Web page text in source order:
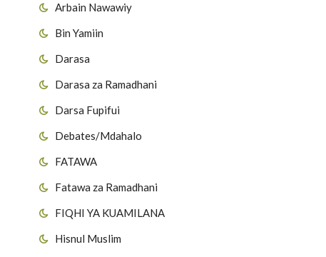
Arbain Nawawiy
Bin Yamiin
Darasa
Darasa za Ramadhani
Darsa Fupifui
Debates/Mdahalo
FATAWA
Fatawa za Ramadhani
FIQHI YA KUAMILANA
Hisnul Muslim